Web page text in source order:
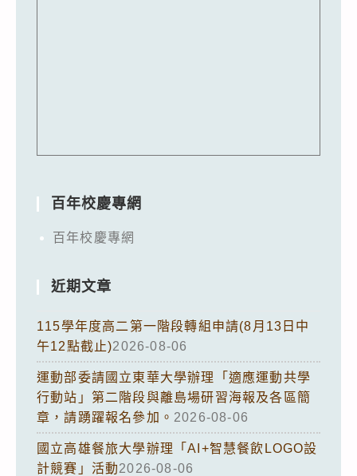
百年校慶專網
百年校慶專網
近期文章
115學年度高二第一階段轉組申請(8月13日中
午12點截止)2026-08-06
運動部委請國立東華大學辦理「適應運動共學
行動站」第二階段與離島場研習海報及各區簡
章，請踴躍報名參加。 2026-08-06
國立高雄餐旅大學辦理「AI+智慧餐飲LOGO設
計競賽」活動2026-08-06